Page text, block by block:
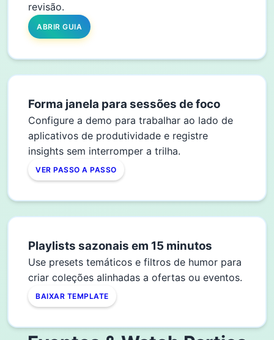
revisão.
ABRIR GUIA
Forma janela para sessões de foco
Configure a demo para trabalhar ao lado de
aplicativos de produtividade e registre
insights sem interromper a trilha.
VER PASSO A PASSO
Playlists sazonais em 15 minutos
Use presets temáticos e filtros de humor para
criar coleções alinhadas a ofertas ou eventos.
BAIXAR TEMPLATE